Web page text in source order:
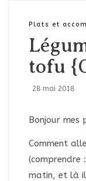
Plats et
tofu
28 mai 2018
Bonjour mes
Comment
(comprendre
matin, et là